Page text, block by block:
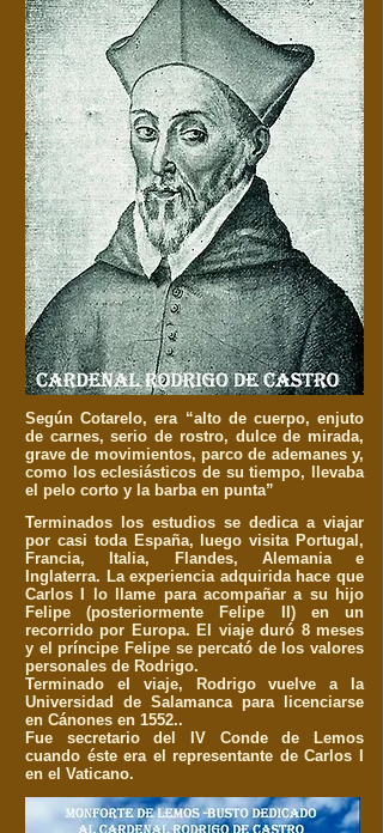
Según Cotarelo, era “alto de cuerpo, enjuto
de carnes, serio de rostro, dulce de mirada,
grave de movimientos, parco de ademanes y,
como los eclesiásticos de su tiempo, llevaba
el pelo corto y la barba en punta”
Terminados los estudios se dedica a viajar
por casi toda España, luego visita Portugal,
Francia, Italia, Flandes, Alemania e
Inglaterra. La experiencia adquirida hace que
Carlos I lo llame para acompañar a su hijo
Felipe (posteriormente Felipe II) en un
recorrido por Europa. El viaje duró 8 meses
y el príncipe Felipe se percató de los valores
personales de Rodrigo.
Terminado el viaje, Rodrigo vuelve a la
Universidad de Salamanca para licenciarse
en Cánones en 1552..
Fue secretario del IV Conde de Lemos
cuando éste era el representante de Carlos I
en el Vaticano.